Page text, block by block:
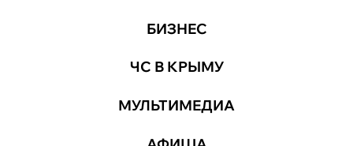
БИЗНЕС
ЧС В КРЫМУ
МУЛЬТИМЕДИА